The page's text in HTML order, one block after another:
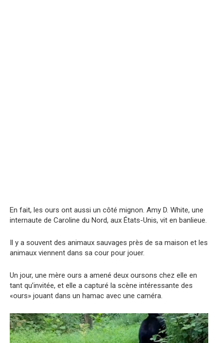
En fait, les ours ont aussi un côté mignon. Amy D. White, une
internaute de Carolinе du Nord, aux États-Unis, vit en banlieue.
Il y a souvent des animaux sauvages près de sa maison et les
animaux viennent dans sa cour pour jouer.
Un jour, une mère ours a amené deux oursons chez elle en
tant qu’invitée, et elle a capturé la scène intéressante des
«ours» jouant dans un hamac avec une caméra.